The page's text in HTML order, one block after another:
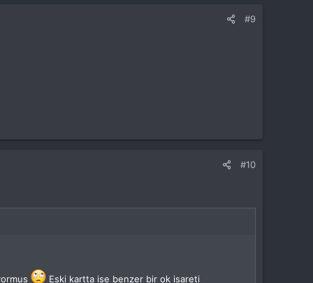
#9
#10
Eski kartta ise benzer bir ok isareti